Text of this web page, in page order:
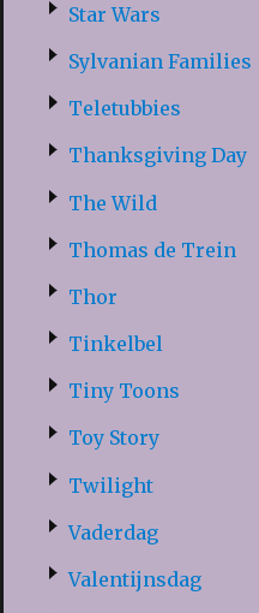
Star Wars
Sylvanian Families
Teletubbies
Thanksgiving Day
The Wild
Thomas de Trein
Thor
Tinkelbel
Tiny Toons
Toy Story
Twilight
Vaderdag
Valentijnsdag